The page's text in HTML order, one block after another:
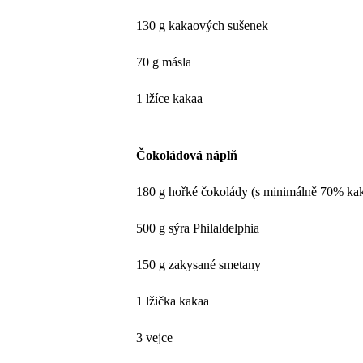
130 g kakaových sušenek
70 g másla
1 lžíce kakaa
Čokoládová náplň
180 g hořké čokolády (s minimálně 70%
500 g sýra Philaldelphia
150 g zakysané smetany
1 lžička kakaa
3 vejce